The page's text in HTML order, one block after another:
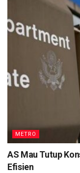
METRO
AS Mau Tutup
Efisien